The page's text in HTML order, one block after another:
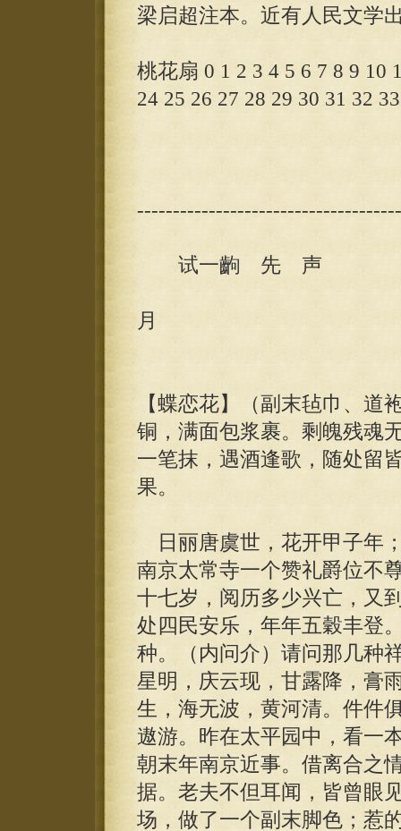
梁启超注本。近有人民文学
桃花扇 0 1 2 3 4 5 6 7 8 9 10
24 25 26 27 28 29 30 31 32
试一齣 先 声
月
【蝶恋花】（副末毡巾、道
铜，满面包浆裹。剩魄残魂
一笔抹，遇酒逢歌，随处留
果。
日丽唐虞世，花开甲子年
南京太常寺一个赞礼爵位不
十七岁，阅历多少兴亡，又
处四民安乐，年年五穀丰登
种。（内问介）请问那几种
星明，庆云现，甘露降，膏
生，海无波，黄河清。件件
遨游。昨在太平园中，看一
朝末年南京近事。借离合之
据。老夫不但耳闻，皆曾眼
场，做了一个副末脚色；惹